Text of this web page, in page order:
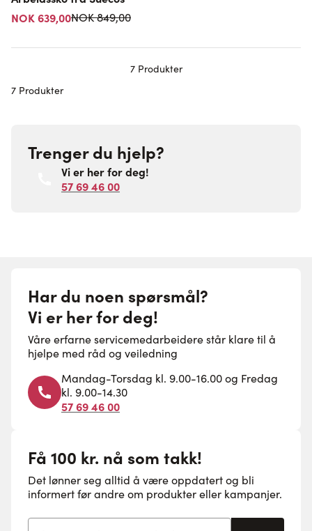
NOK 639,00Vanlig pris
NOK 849,00
7Produkter
7 Produkter
Trenger du hjelp?
Vi er her for deg!
57 69 46 00
Har du noen spørsmål?
Vi er her for deg!
Våre erfarne servicemedarbeidere står klare til å
hjelpe med råd og veiledning
Mandag-Torsdag kl. 9.00-16.00 og Fredag
kl. 9.00-14.30
57 69 46 00
Få 100 kr. nå som takk!
Det lønner seg alltid å være oppdatert og bli
informert før andre om produkter eller kampanjer.